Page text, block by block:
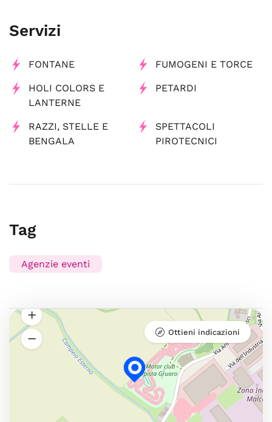
Servizi
FONTANE FUMOGENI E TORCE
HOLI COLORS E
LANTERNE
PETARDI
RAZZI, STELLE E
BENGALA
SPETTACOLI
PIROTECNICI
Tag
Agenzie eventi
Ottieni indicazioni